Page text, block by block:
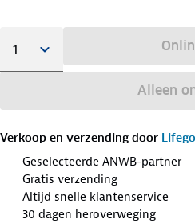
Alleen
Verkoop en verzending door
Geselecteerde ANWB-partner
Gratis verzending
Altijd snelle klantenservice
30 dagen heroverweging